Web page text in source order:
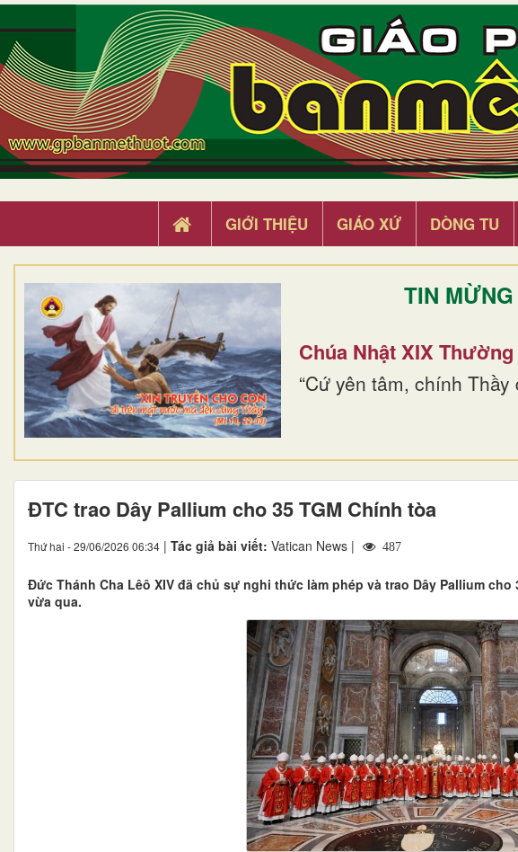
GIỚI THIỆU GIÁO XỨ DÒNG TU
TIN
Chúa Nhật XIX
“Cứ yên tâm, chính
ĐTC trao Dây Pallium cho 35 TGM Chính tòa
Thứ hai - 29/06/2026 06:34 | Tác giả bài viết: Vatican News | 487
Đức Thánh Cha Lêô XIV đã chủ sự nghi thức làm phép và trao Dây Pallium
vừa qua.